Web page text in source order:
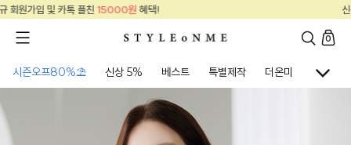
0
시즌오프80%⛱ 신상 5% 베스트 특별제작 더온미 골프웨어